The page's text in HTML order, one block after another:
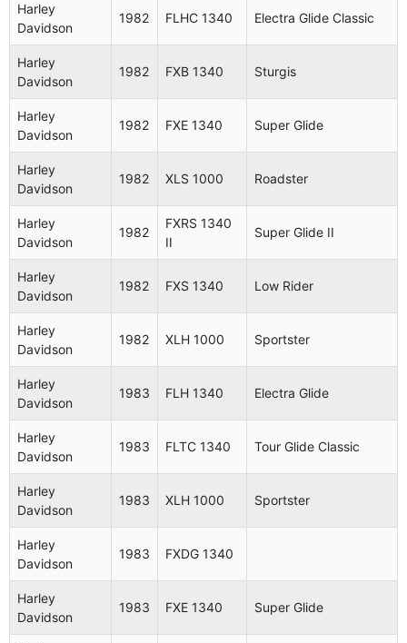
Harley
Davidson
1982 FLHC 1340 Electra Glide Classic
Harley
Davidson
1982 FXB 1340 Sturgis
Harley
Davidson
1982 FXE 1340 Super Glide
Harley
Davidson
1982 XLS 1000 Roadster
Harley
Davidson
1982
FXRS 1340
II
Super Glide II
Harley
Davidson
1982 FXS 1340 Low Rider
Harley
Davidson
1982 XLH 1000 Sportster
Harley
Davidson
1983 FLH 1340 Electra Glide
Harley
Davidson
1983 FLTC 1340 Tour Glide Classic
Harley
Davidson
1983 XLH 1000 Sportster
Harley
Davidson
1983 FXDG 1340
Harley
Davidson
1983 FXE 1340 Super Glide